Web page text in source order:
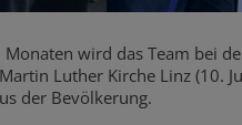
wird das Team bei
Luther Kirche Linz (10.
der Bevölkerung.